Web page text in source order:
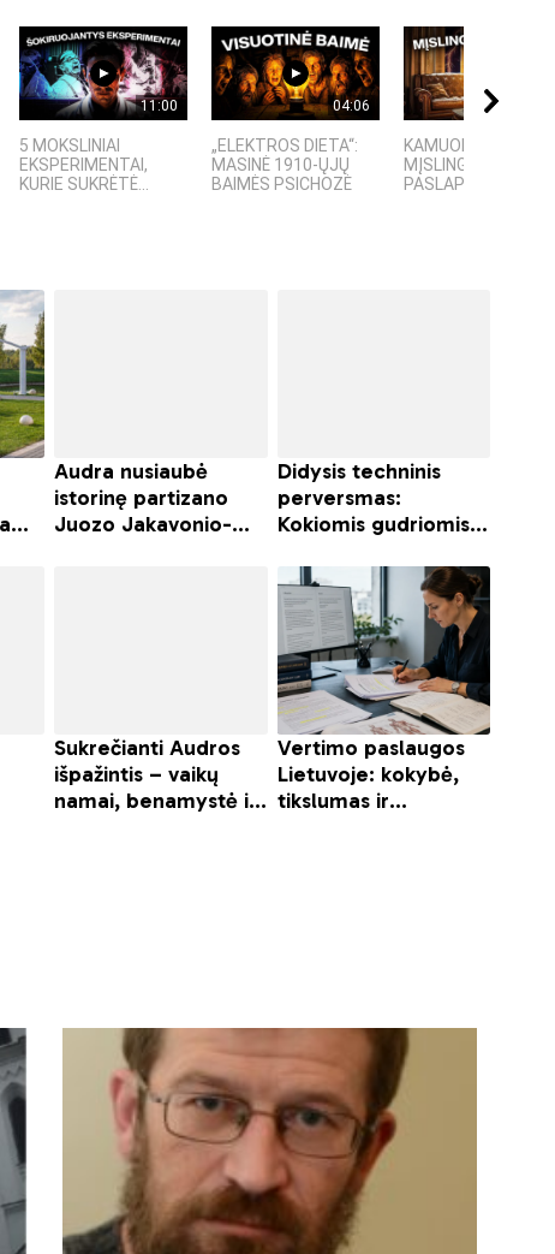
11:00
5 MOKSLINIAI
EKSPERIMENTAI,
KURIE SUKRĖTĖ...
04:06
„ELEKTROS DIETA“:
MASINĖ 1910-ŲJŲ
BAIMĖS PSICHOZĖ
KAMUOLINIS ŽAIBAS:
MĮSLINGA GAMTOS
PASLAPTIS